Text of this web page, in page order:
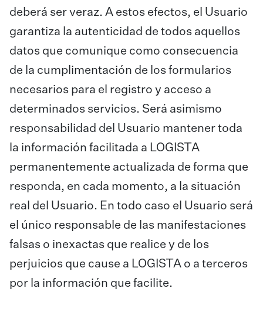
deberá ser veraz. A estos efectos, el Usuario
garantiza la autenticidad de todos aquellos
datos que comunique como consecuencia
de la cumplimentación de los formularios
necesarios para el registro y acceso a
determinados servicios. Será asimismo
responsabilidad del Usuario mantener toda
la información facilitada a LOGISTA
permanentemente actualizada de forma que
responda, en cada momento, a la situación
real del Usuario. En todo caso el Usuario será
el único responsable de las manifestaciones
falsas o inexactas que realice y de los
perjuicios que cause a LOGISTA o a terceros
por la información que facilite.